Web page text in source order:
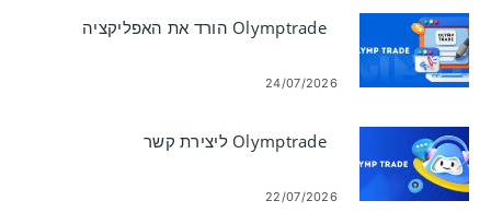
Olymptrade הורד את האפליקציה
24/07/2026
Olymptrade ליצירת קשר
22/07/2026